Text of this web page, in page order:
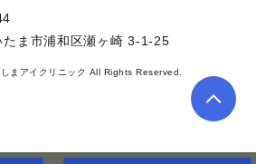
たま市浦和区瀬ヶ崎 3-1-25
まアイクリニック All Rights Reserved.